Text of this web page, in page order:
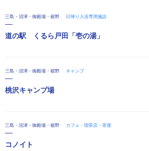
三島・沼津・御殿場・裾野 日帰り入浴専用施設
道の駅 くるら戸田「壱の湯」
三島・沼津・御殿場・裾野 キャンプ
桃沢キャンプ場
三島・沼津・御殿場・裾野 カフェ・喫茶店・茶屋
コノイト